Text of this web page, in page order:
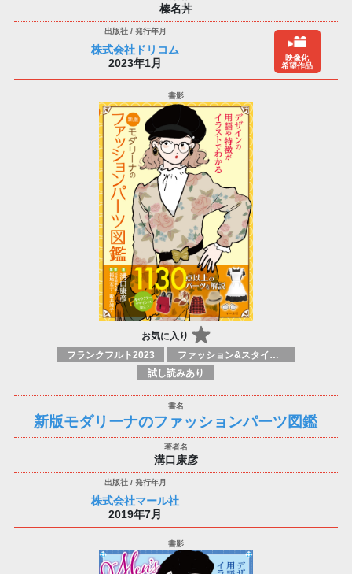
榛名丼
株式会社ドリコム
2023年1月
映像化
希望作品
お気に入り
フランクフルト2023
ファッション&スタイルガイド
試し読みあり
新版モダリーナのファッションパーツ図鑑
溝口康彦
株式会社マール社
2019年7月